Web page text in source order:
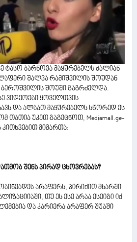
ტასო ბარნოვა მაყურებელს ძალიან
შალვა რამიშვილის შოუდან
შოუში გაგრძელდა.
ვიდეოები ყოველთვის
და ალბათ მაყურებელს სწორედ ეს
თათია უკეთ გაგეცნოთ, Mediamall.ge-
კითხვებით მიმართა:
შენს პირად ცხოვრებას?
არაფერს, პირიქით მხარში
თუ ეს ესე არაა ესეიგი იქ
და კარიერა არაფერ შუაში